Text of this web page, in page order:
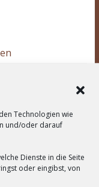
Technologien wie
und/oder darauf
Dienste in die Seite
oder eingibst, von